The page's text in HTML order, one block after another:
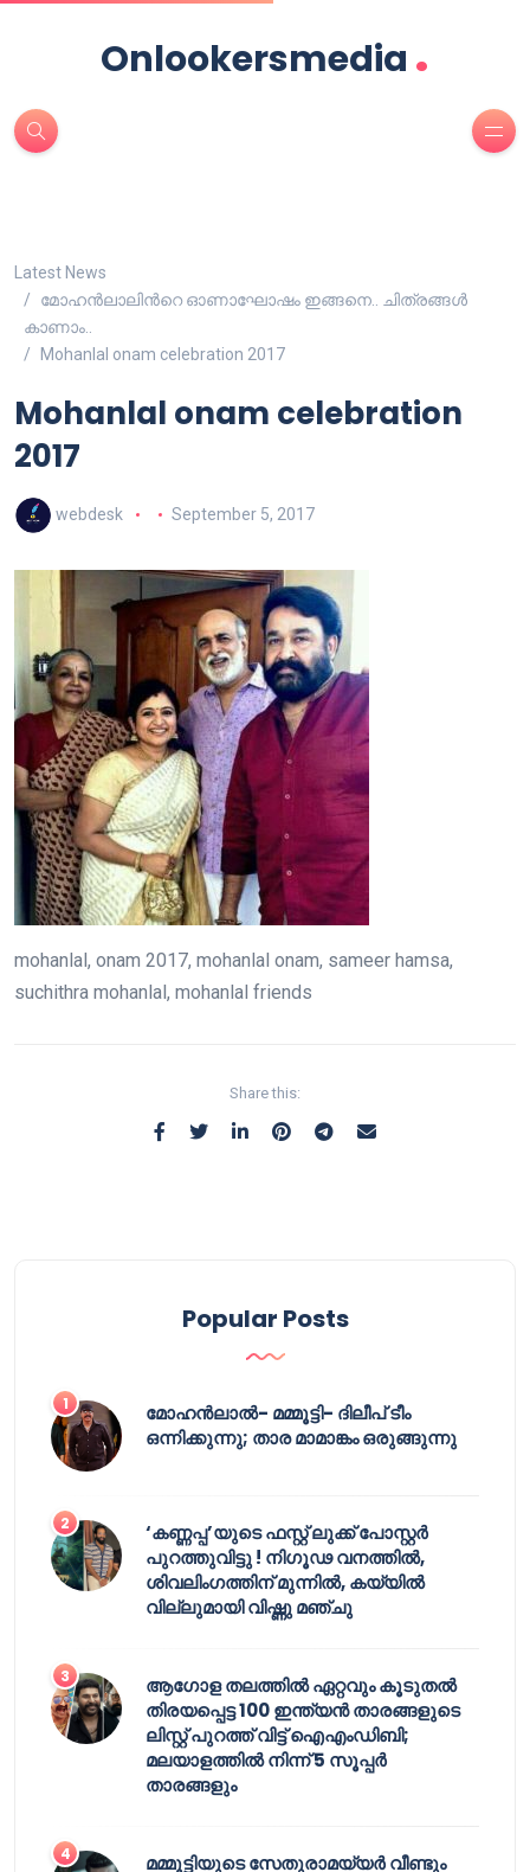
Onlookersmedia .
Latest News
മോഹന്‍ലാലിന്‍റെ ഓണാഘോഷം ഇങ്ങനെ.. ചിത്രങ്ങള്‍
കാണാം..
Mohanlal onam celebration 2017
Mohanlal onam celebration
2017
webdesk September 5, 2017
mohanlal, onam 2017, mohanlal onam, sameer hamsa,
suchithra mohanlal, mohanlal friends
Share this:
Popular Posts
മോഹൻലാൽ- മമ്മൂട്ടി- ദിലീപ് ടീം
ഒന്നിക്കുന്നു; താര മാമാങ്കം ഒരുങ്ങുന്നു
‘കണ്ണപ്പ’യുടെ ഫസ്റ്റ് ലുക്ക് പോസ്റ്റർ
പുറത്തുവിട്ടു ! നിഗൂഢ വനത്തിൽ,
ശിവലിംഗത്തിന് മുന്നിൽ, കയ്യിൽ
വില്ലുമായി വിഷ്ണു മഞ്ചു
ആഗോള തലത്തിൽ ഏറ്റവും കൂടുതൽ
തിരയപ്പെട്ട 100 ഇന്ത്യൻ താരങ്ങളുടെ
ലിസ്റ്റ് പുറത്ത് വിട്ട് ഐഎംഡിബി;
മലയാളത്തിൽ നിന്ന് 5 സൂപ്പർ
താരങ്ങളും
മമ്മൂട്ടിയുടെ സേതുരാമയ്യർ വീണ്ടും